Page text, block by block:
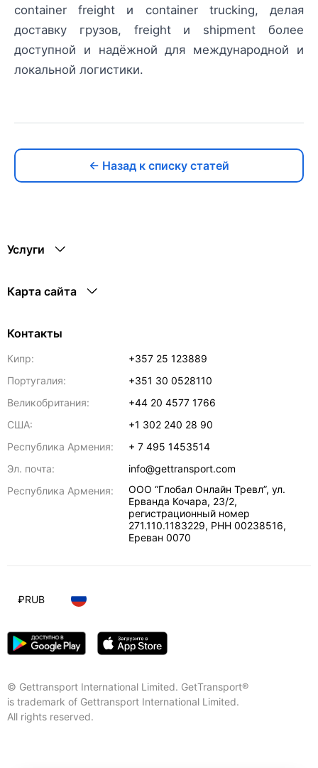
container freight и container trucking, делая
доставку грузов, freight и shipment более
доступной и надёжной для международной и
локальной логистики.
← Назад к списку статей
Услуги
Карта сайта
Контакты
Кипр:
+357 25 123889
Португалия:
+351 30 0528110
Великобритания:
+44 20 4577 1766
США:
+1 302 240 28 90
Республика Армения:
+ 7 495 1453514
Эл. почта:
info@gettransport.com
Республика Армения:
ООО “Глобал Онлайн Тревл”, ул.
Ерванда Кочара, 23/2,
регистрационный номер
271.110.1183229, РНН 00238516,
Ереван 0070
© Gettransport International Limited. GetTransport®
is trademark of Gettransport International Limited.
All rights reserved.
₽RUB